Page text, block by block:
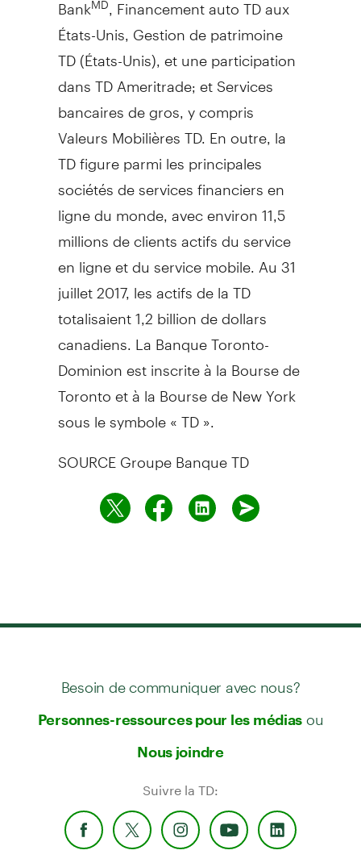
États-Unis, Gestion depatrimoine
TD (États-Unis), et une participation
dans TD Ameritrade; et Services
bancaires de gros, y compris
Valeurs Mobilières TD. En outre, la
TD figure parmi les principales
sociétés de services financiers en
ligne du monde, avec environ 11,5
millions de clients actifs du service
en ligne et du service mobile. Au 31
juillet 2017, les actifs de la TD
totalisaient 1,2 billion de dollars
canadiens. La Banque Toronto-
Dominion est inscrite à la Bourse de
Torontoet à la Bourse deNew York
sous le symbole « TD ».
SOURCE Groupe Banque TD
Besoin de communiquer avec nous?
Personnes-ressources pour les médias ou
Nous joindre
Suivre la TD: